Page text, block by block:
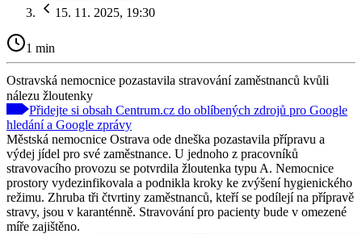
15. 11. 2025, 19:30
1 min
Ostravská nemocnice pozastavila stravování zaměstnanců kvůli
nálezu žloutenky
Přidejte si obsah Centrum.cz do oblíbených zdrojů pro Google
hledání a Google zprávy
Městská nemocnice Ostrava ode dneška pozastavila přípravu a
výdej jídel pro své zaměstnance. U jednoho z pracovníků
stravovacího provozu se potvrdila žloutenka typu A. Nemocnice
prostory vydezinfikovala a podnikla kroky ke zvýšení hygienického
režimu. Zhruba tři čtvrtiny zaměstnanců, kteří se podílejí na přípravě
stravy, jsou v karanténně. Stravování pro pacienty bude v omezené
míře zajištěno.